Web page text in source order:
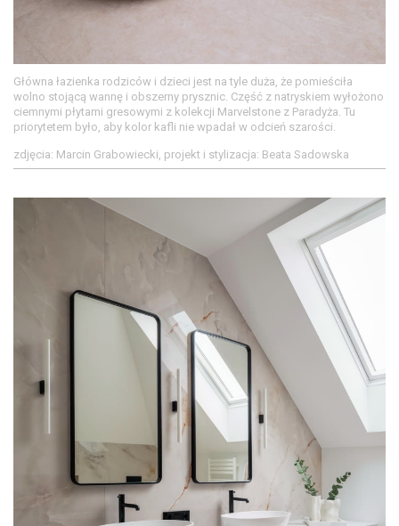
Główna łazienka rodziców i dzieci jest na tyle duża, że pomieściła
wolno stojącą wannę i obszerny prysznic. Część z natryskiem wyłożono
ciemnymi płytami gresowymi z kolekcji Marvelstone z Paradyża. Tu
priorytetem było, aby kolor kafli nie wpadał w odcień szarości.
zdjęcia: Marcin Grabowiecki, projekt i stylizacja: Beata Sadowska